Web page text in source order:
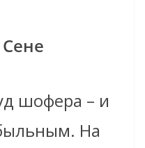
шофера – и
На